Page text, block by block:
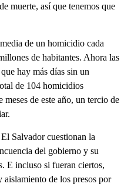
muerte, así que tenemos que
de un homicidio cada
de habitantes. Ahora las
hay más días sin un
de 104 homicidios
de este año, un tercio de
Salvador cuestionan la
del gobierno y su
E incluso si fueran ciertos,
de los presos por